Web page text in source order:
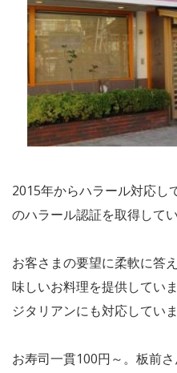
2015年からハラール対応し
のハラール認証を取得して
お客さまの要望に柔軟に答
味しいお料理を提供してい
ジタリアンにも対応していま
お寿司一貫100円～。板前さ